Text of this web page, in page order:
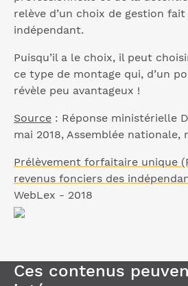
relève d’un choix de gestion
indépendant.
Puisqu’il a le choix, il peut
ce type de montage qui, d’un
révèle peu avantageux !
Source : Réponse ministérielle
mai 2018, Assemblée nationale,
Prélèvement forfaitaire unique
revenus fonciers des
WebLex - 2018
Ces contenus